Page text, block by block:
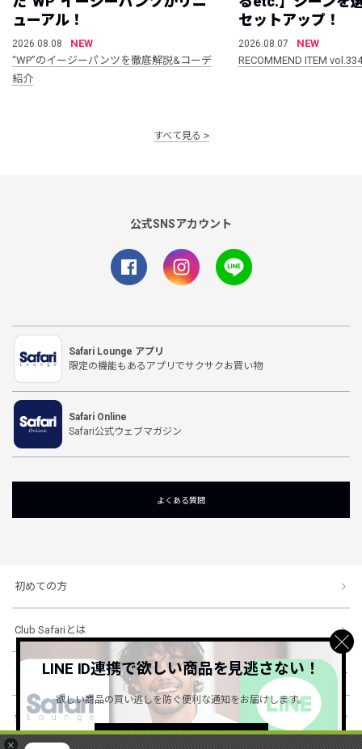
×
ューアル！
2026.08.08
NEW
“WP”のイージーパンツを徹底解説&コーデ
紹介
セットアップ！
2026.08.07
NEW
RECOMMEND ITEM vol.334
すべて見る
公式SNSアカウント
Safari Lounge アプリ
限定の機能もあるアプリでサクサクお買い物
Safari Online
Safari公式ウェブマガジン
よくある質問
初めての方
Club Safariとは
ショッピングガイド
会社概要・規約
LINE ID連携で欲しい商品を見逃さない！
欲しい商品の買い逃しを防ぐ便利な通知をお届けします。
詳しくはこちら ＞